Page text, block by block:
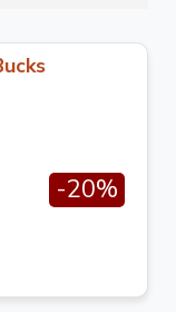
-20%